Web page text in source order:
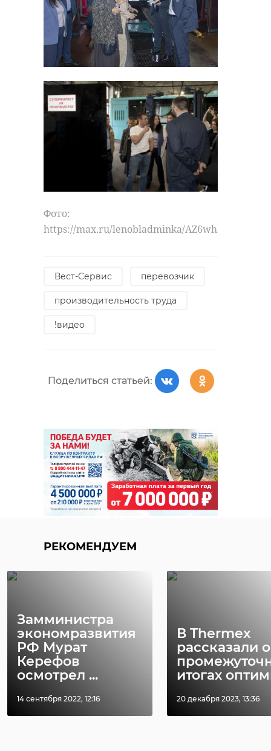
Фото:
https://max.ru/lenobladminka/AZ6whD91VLY
Вест-Сервис перевозчик
производительность труда
!видео
Поделиться статьей:
РЕКОМЕНДУЕМ
Замминистра
экономразвития
РФ Мурат
Керефов
осмотрел ...
14 сентября 2022, 12:16
В Thermex
рассказали о
итогах
20 декабря 2023, 13:36